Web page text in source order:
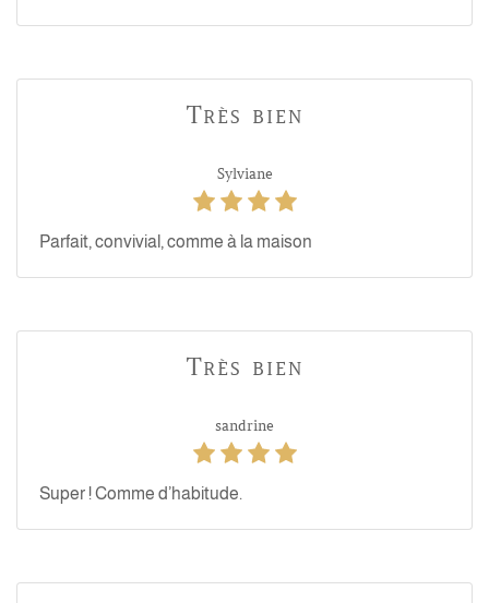
Très bien
Sylviane
Parfait, convivial, comme à la maison
Très bien
sandrine
Super ! Comme d’habitude.